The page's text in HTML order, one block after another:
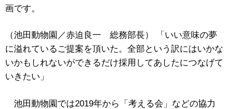
画です。
（池田動物園／赤迫良一 総務部長） 「いい意味の夢
に溢れているご提案を頂いた。全部という訳にはいかな
いかもしれないができるだけ採用してあしたにつなげて
いきたい」
池田動物園では2019年から「考える会」などの協力